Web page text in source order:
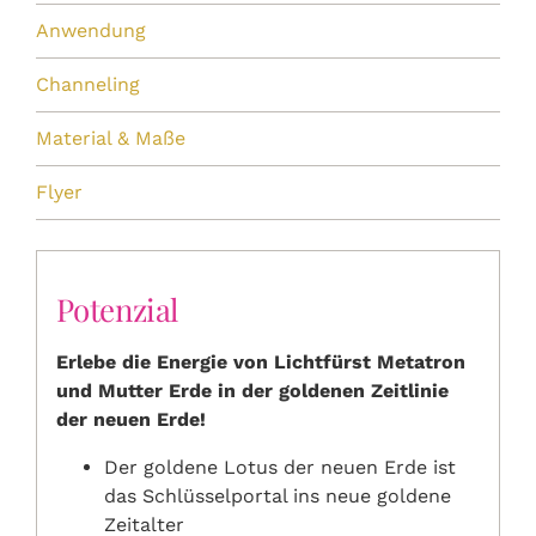
Anwendung
Channeling
Material & Maße
Flyer
Potenzial
Erlebe die Energie von Lichtfürst Metatron
und Mutter Erde in der goldenen Zeitlinie
der neuen Erde!
Der goldene Lotus der neuen Erde ist
das Schlüsselportal ins neue goldene
Zeitalter